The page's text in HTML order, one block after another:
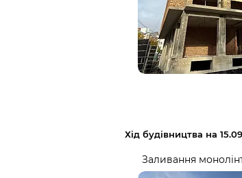
Хід будівництва на
Заливання